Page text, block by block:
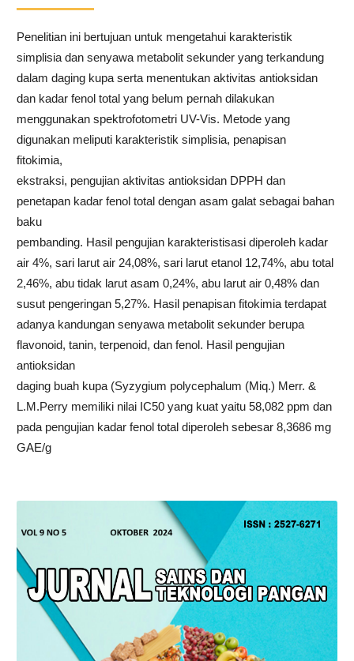
Penelitian ini bertujuan untuk mengetahui karakteristik
simplisia dan senyawa metabolit sekunder yang terkandung
dalam daging kupa serta menentukan aktivitas antioksidan
dan kadar fenol total yang belum pernah dilakukan
menggunakan spektrofotometri UV-Vis. Metode yang
digunakan meliputi karakteristik simplisia, penapisan
fitokimia,
ekstraksi, pengujian aktivitas antioksidan DPPH dan
penetapan kadar fenol total dengan asam galat sebagai bahan
baku
pembanding. Hasil pengujian karakteristisasi diperoleh kadar
air 4%, sari larut air 24,08%, sari larut etanol 12,74%, abu total
2,46%, abu tidak larut asam 0,24%, abu larut air 0,48% dan
susut pengeringan 5,27%. Hasil penapisan fitokimia terdapat
adanya kandungan senyawa metabolit sekunder berupa
flavonoid, tanin, terpenoid, dan fenol. Hasil pengujian
antioksidan
daging buah kupa (Syzygium polycephalum (Miq.) Merr. &
L.M.Perry memiliki nilai IC50 yang kuat yaitu 58,082 ppm dan
pada pengujian kadar fenol total diperoleh sebesar 8,3686 mg
GAE/g